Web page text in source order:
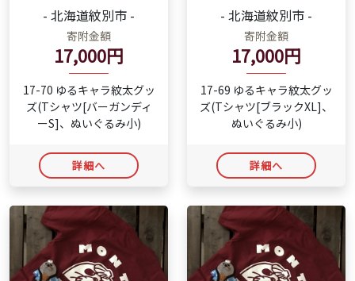
- 北海道紋別市 -
寄附金額
17,000円
17-70 ゆるキャラ紋太グッ
ズ(Tシャツ[バーガンディ
ーS]、ぬいぐるみ小)
詳細へ
- 北海道紋別市 -
寄附金額
17,000円
17-69 ゆるキャラ紋太グッ
ズ(Tシャツ[ブラックXL]、
ぬいぐるみ小)
詳細へ